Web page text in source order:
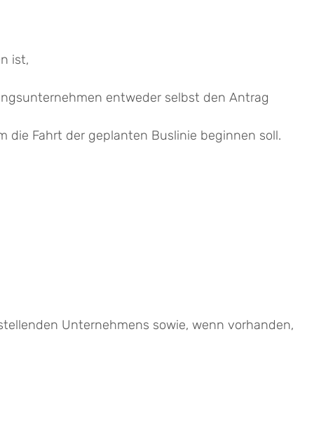
ist,
entweder selbst den Antrag
die Fahrt der geplanten Buslinie beginnen soll.
Unternehmens sowie, wenn vorhanden,